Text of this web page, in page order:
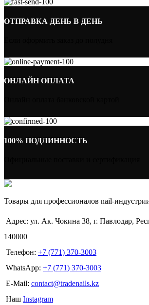
ОТПРАВКА ДЕНЬ В ДЕНЬ
ОНЛАЙН ОПЛАТА
100% ПОДЛИННОСТЬ
Товары для профессионалов nail-
Адрес: ул. Ак. Чокина 38, г. Павлодар,
140000
Телефон: +7 (771) 370-3003
WhatsApp: +7 (771) 370-3003
E-Mail: contact@tradenails.kz
Наш Instagram